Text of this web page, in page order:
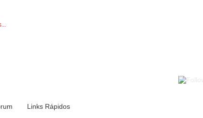
Links Rápidos